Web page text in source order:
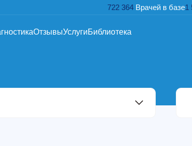
722 364 Врачей в базе1
ОтзывыУслугиБиблиотека